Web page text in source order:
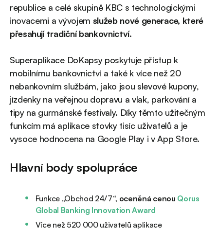
republice a celé skupině KBC s technologickými
inovacemi a vývojem služeb nové generace, které
přesahují tradiční bankovnictví.
Superaplikace DoKapsy poskytuje přístup k
mobilnímu bankovnictví a také k více než 20
nebankovním službám, jako jsou slevové kupony,
jízdenky na veřejnou dopravu a vlak, parkování a
tipy na gurmánské festivaly. Díky těmto užitečným
funkcím má aplikace stovky tisíc uživatelů a je
vysoce hodnocena na Google Play i v App Store.
Hlavní body spolupráce
Funkce „Obchod 24/7“, oceněná cenou Qorus
Global Banking Innovation Award
Více než 520 000 uživatelů aplikace